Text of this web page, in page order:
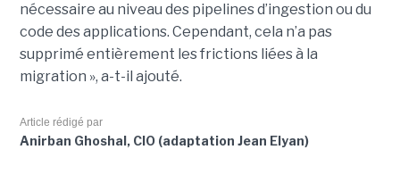
nécessaire au niveau des pipelines d’ingestion ou du
code des applications. Cependant, cela n’a pas
supprimé entièrement les frictions liées à la
migration », a-t-il ajouté.
Article rédigé par
Anirban Ghoshal, CIO (adaptation Jean Elyan)